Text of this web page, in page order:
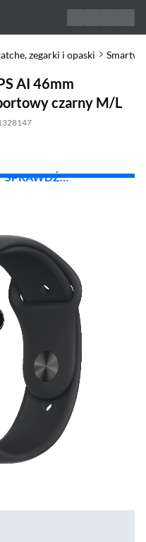
zegarki i opaski
AI 46mm
czarny M/L
SPRAWDŹ